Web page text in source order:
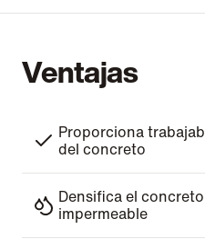
Ventajas
Proporciona
del concreto
Densifica el
impermeable